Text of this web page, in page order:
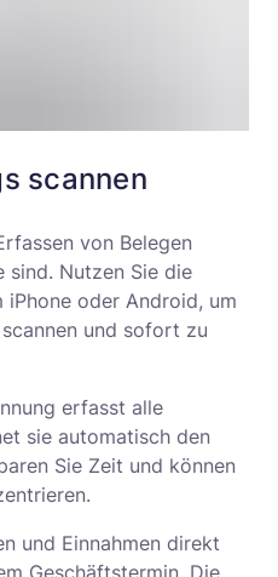
scannen
von Belegen
sind. Nutzen Sie die
iPhone oder Android, um
und sofort zu
erfasst alle
sie automatisch den
Sie Zeit und können
und Einnahmen direkt
Geschäftstermin. Die